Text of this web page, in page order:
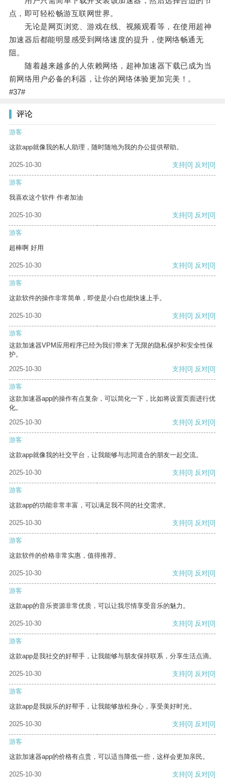
点，即可轻松畅游互联网世界。
无论是网页浏览、游戏在线、视频观看等，在使用超神
加速器后都能明显感受到网络速度的提升，使网络畅通无
阻。
随着越来越多的人依赖网络，超神加速器下载已成为当
前网络用户必备的利器，让你的网络体验更加完美！。
#37#
评论
游客
这款app就像我的私人助理，随时随地为我的办公提供帮助。
2025-10-30 支持[0] 反对[0]
游客
我喜欢这个软件 作者加油
2025-10-30 支持[0] 反对[0]
游客
超棒啊 好用
2025-10-30 支持[0] 反对[0]
游客
这款软件的操作非常简单，即使是小白也能快速上手。
2025-10-30 支持[0] 反对[0]
游客
这款加速器VPM应用程序已经为我们带来了无限的隐私保护和安全性保
护。
2025-10-30
支持[0] 反对[0]
游客
这款加速器app的操作有点复杂，可以简化一下，比如将设置页面进行优
化。
2025-10-30
支持[0] 反对[0]
游客
这款app就像我的社交平台，让我能够与志同道合的朋友一起交流。
2025-10-30 支持[0] 反对[0]
游客
这款app的功能非常丰富，可以满足我不同的社交需求。
2025-10-30 支持[0] 反对[0]
游客
这款软件的价格非常实惠，值得推荐。
2025-10-30 支持[0] 反对[0]
游客
这款app的音乐资源非常优质，可以让我尽情享受音乐的魅力。
2025-10-30 支持[0] 反对[0]
游客
这款app是我社交的好帮手，让我能够与朋友保持联系，分享生活点滴。
2025-10-30 支持[0] 反对[0]
游客
这款app是我娱乐的好帮手，让我能够放松身心，享受美好时光。
2025-10-30 支持[0] 反对[0]
游客
这款加速器app的价格有点贵，可以适当降低一些，这样会更加亲民。
2025-10-30 支持[0] 反对[0]